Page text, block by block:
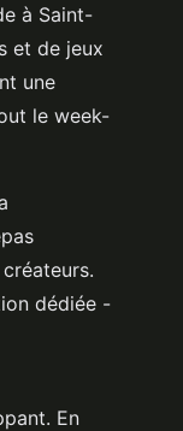
à Saint-
et de jeux
une
le week-
dédiée -
En